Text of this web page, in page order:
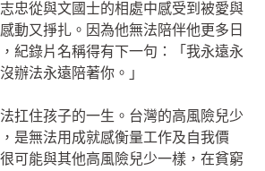
忠從與文國士的相處中感受到被愛與
動又掙扎。因為他無法陪伴他更多日
紀錄片名稱得有下一句：「我永遠永
辦法永遠陪著你。」
扛住孩子的一生。台灣的高風險兒少
是無法用成就感衡量工作及自我價
可能與其他高風險兒少一樣，在貧窮